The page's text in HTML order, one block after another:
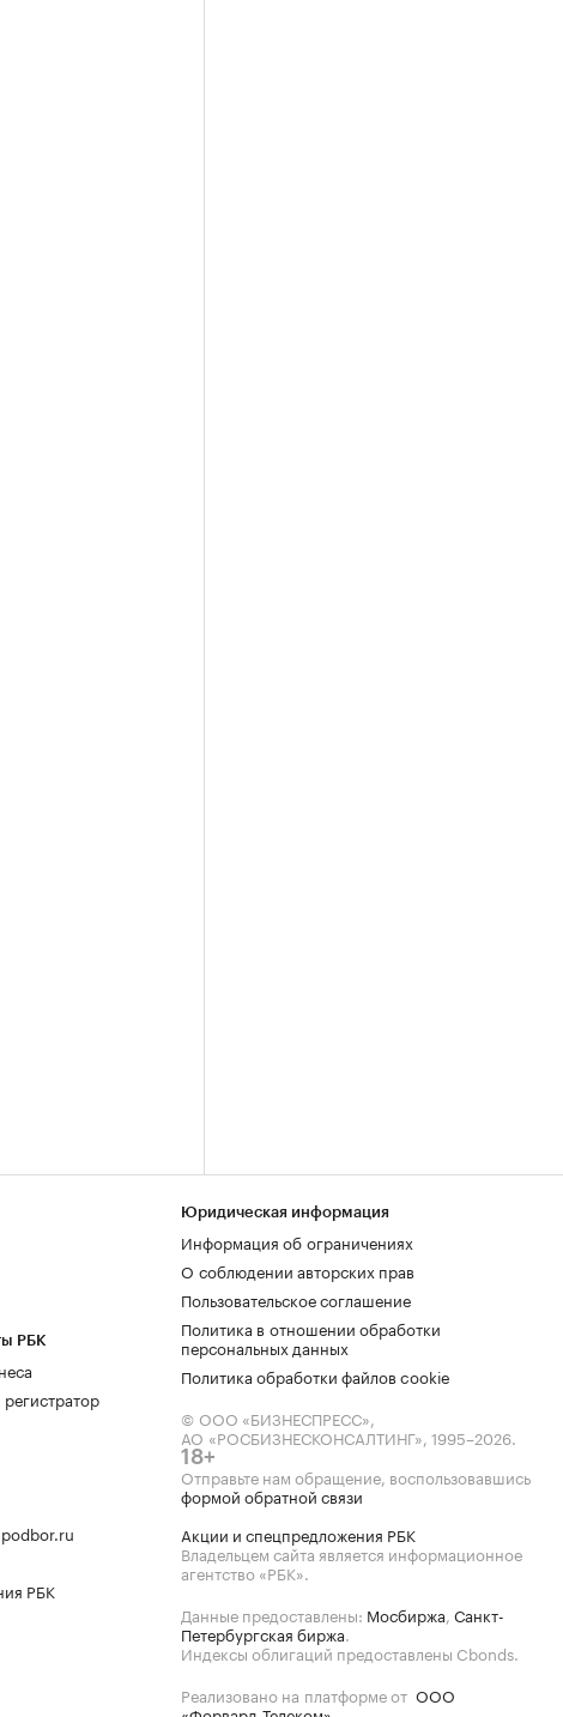
РБК
РБК
Юридическая информация
Информация об ограничениях
О соблюдении авторских прав
Пользовательское соглашение
Политика в отношении обработки
персональных данных
Политика обработки файлов cookie
© ООО «БИЗНЕСПРЕСС»,
АО «РОСБИЗНЕСКОНСАЛТИНГ», 1995–2026.
18+
Отправьте нам обращение, воспользовавшись
формой обратной связи
Акции и спецпредложения РБК
Владельцем сайта является информационное
агентство «РБК».
Данные предоставлены: Мосбиржа, Санкт-
Петербургская биржа.
Индексы облигаций предоставлены Cbonds.
Реализовано на платформе от ООО